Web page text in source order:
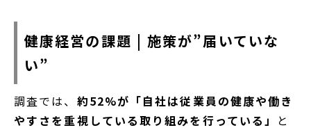
健康経営の課題 | 施策が”届いていな
い”
調査では、 約52%が「自社は従業員の健康や働き
やすさを重視している取り組みを行っている」
と